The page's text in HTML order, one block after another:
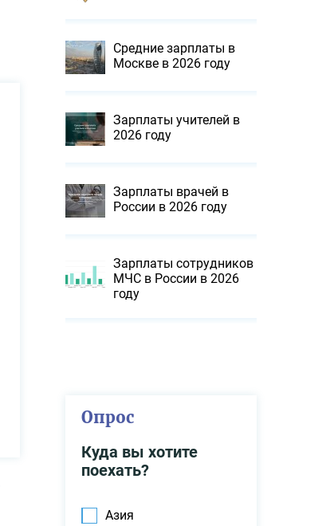
Средние зарплаты в
Москве в 2026 году
Зарплаты учителей в
2026 году
Зарплаты врачей в
России в 2026 году
Зарплаты сотрудников
МЧС в России в 2026
году
Опрос
Куда вы хотите
поехать?
Азия